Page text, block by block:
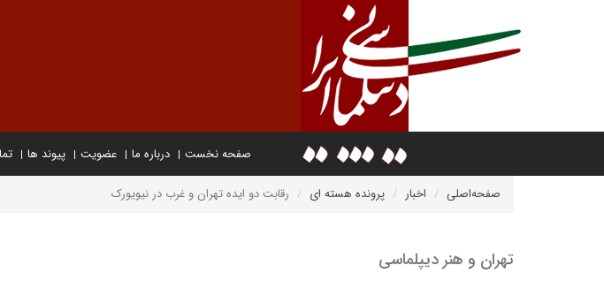
صفحه نخست درباره ما عضویت پیوند ها
صفحه‌اصلی اخبار پرونده هسته ای رقابت دو ایده تهران و غرب در نیویورک
تهران و هنر دیپلماسی